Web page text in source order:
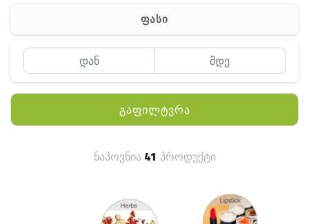
მაგნიტი
სხვა
ფასი
გაფილტვრა
ნაპოვნია41 პროდუქტი